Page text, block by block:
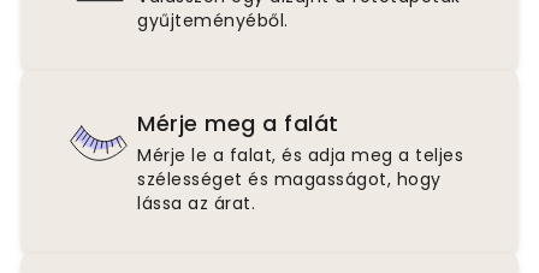
gyűjteményéből.
Mérje meg a falát
Mérje le a falat, és adja meg a teljes
szélességet és magasságot, hogy
lássa az árat.